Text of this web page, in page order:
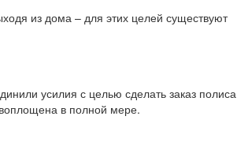
из дома – для этих целей существуют
усилия с целью сделать заказ полиса
в полной мере.